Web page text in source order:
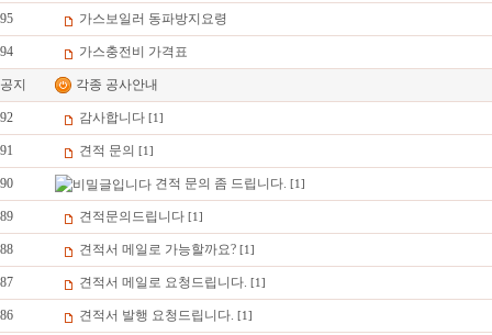
95 가스보일러 동파방지요령
94 가스충전비 가격표
공지 각종 공사안내
92 감사합니다 [1]
91 견적 문의 [1]
90 견적 문의 좀 드립니다. [1]
89 견적문의드립니다 [1]
88 견적서 메일로 가능할까요? [1]
87 견적서 메일로 요청드립니다. [1]
86 견적서 발행 요청드립니다. [1]